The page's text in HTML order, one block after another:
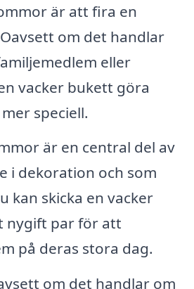
är att fira en
om det handlar
eller
vacker bukett göra
speciell.
är en central del av
i dekoration och som
kan skicka en vacker
nygift par för att
på deras stora dag.
om det handlar om